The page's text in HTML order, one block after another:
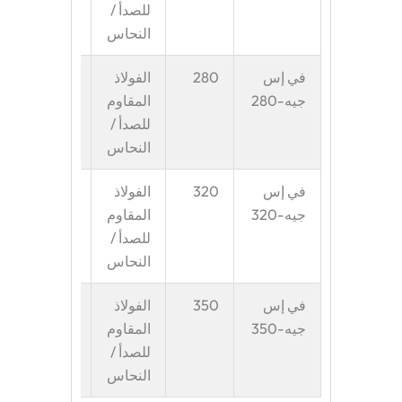
للصدأ /
النحاس
في إس
جيه-280
280
الفولاذ
المقاوم
للصدأ /
النحاس
في إس
جيه-320
320
الفولاذ
المقاوم
للصدأ /
النحاس
في إس
جيه-350
350
الفولاذ
المقاوم
للصدأ /
النحاس